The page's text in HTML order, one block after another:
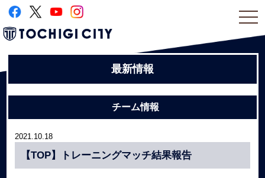
最新情報
チーム情報
2021.10.18
【TOP】トレーニングマッチ結果報告